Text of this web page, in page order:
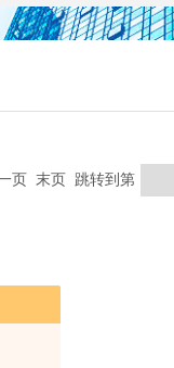
页 末页 跳转到第